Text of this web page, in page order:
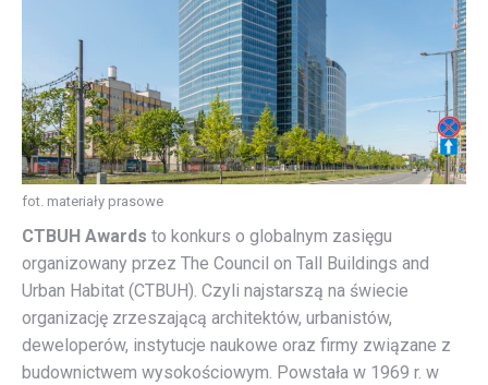
fot. materiały prasowe
CTBUH Awards to konkurs o globalnym zasięgu
organizowany przez The Council on Tall Buildings and
Urban Habitat (CTBUH). Czyli najstarszą na świecie
organizację zrzeszającą architektów, urbanistów,
deweloperów, instytucje naukowe oraz firmy związane z
budownictwem wysokościowym. Powstała w 1969 r. w